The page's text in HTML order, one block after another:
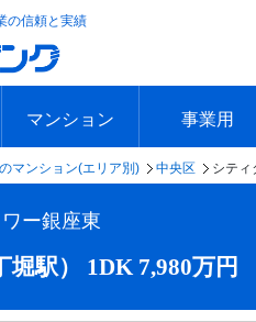
の信頼と実績
マンション
エリアで探す
沿線で探す
本日の新着物件
今週の新着物件
事業用
エリアで探
沿線で探す
本日の新着
今週の新着
マンション(エリア別) 中央区 シティ
ー銀座東
駅） 1DK 7,980万円